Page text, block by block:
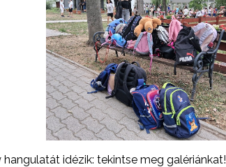
hangulatát idézik: tekintse meg galériánkat!